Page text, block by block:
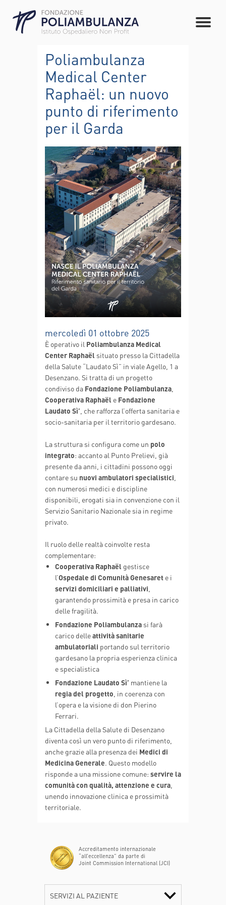
Poliambulanza
Medical Center
Raphaël: un nuovo
punto di riferimento
per il Garda
mercoledì 01 ottobre 2025
È operativo il Poliambulanza Medical
Center Raphaël situato presso la Cittadella
della Salute “Laudato Sì” in viale Agello, 1 a
Desenzano. Si tratta di un progetto
condiviso da Fondazione Poliambulanza
Cooperativa Raphaël e Fondazione
Laudato Sì’ , che rafforza l’offerta sanitaria e
socio-sanitaria per il territorio gardesano.
La struttura si configura come un polo
integrato: accanto al Punto Prelievi, già
presente da anni, i cittadini possono oggi
contare su nuovi ambulatori specialistici
con numerosi medici e discipline
disponibili, erogati sia in convenzione con il
Servizio Sanitario Nazionale sia in regime
privato.
Il ruolo delle realtà coinvolte resta
complementare:
Cooperativa Raphaël gestisce
l’Ospedale di Comunità Genesaret e i
servizi domiciliari e palliativi
garantendo prossimità e presa in carico
delle fragilità.
Fondazione Poliambulanza si farà
carico delleattività sanitarie
ambulatoriali portando sul territorio
gardesano la propria esperienza clinica
e specialistica
Fondazione Laudato Sì’ mantiene la
regia del progetto , in coerenza con
l’opera e la visione di don Pierino
Ferrari.
La Cittadella della Salute di Desenzano
diventa così un vero punto di riferimento,
anche grazie alla presenza dei Medici di
Medicina Generale . Questo modello
risponde a una missione comune: servire la
comunità con qualità, attenzione e cura
unendo innovazione clinica e prossimità
territoriale.
Accreditamento internazionale
“all’eccellenza” da parte di
Joint Commission International (JCI)
SERVIZI AL PAZIENTE